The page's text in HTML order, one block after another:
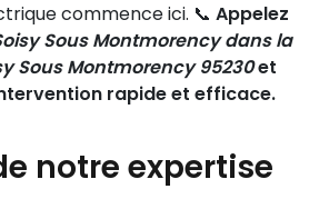
commence ici. 📞 Appelez
Sous Montmorency dans la
Sous Montmorency 95230et
rapide et efficace.
notre expertise